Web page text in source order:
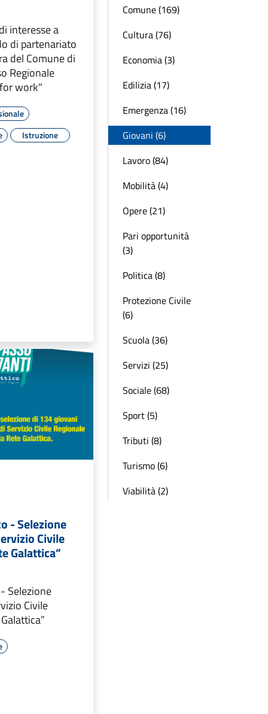
interesse a
di partenariato
del Comune di
Regionale
work"
Istruzione
- Selezione
Civile
Galattica”
Selezione
Civile
Comune (169)
Cultura (76)
Economia (3)
Edilizia (17)
Emergenza (16)
Giovani (6)
Lavoro (84)
Mobilità (4)
Opere (21)
Pari opportunità
(3)
Politica (8)
Protezione Civile
(6)
Scuola (36)
Servizi (25)
Sociale (68)
Sport (5)
Tributi (8)
Turismo (6)
Viabilità (2)